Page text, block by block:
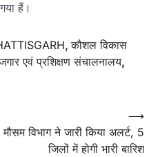
हैं।
,कौशल विकास
एवं प्रशिक्षण संचालनालय,
मौसम विभाग ने जारी किया अलर्ट, 5
जिलों में होगी भारी बारिश
⟶